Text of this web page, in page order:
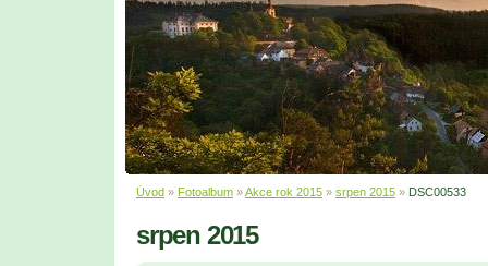
Úvod » Fotoalbum »Akce rok 2015 » srpen 2015 » DSC00533
srpen 2015